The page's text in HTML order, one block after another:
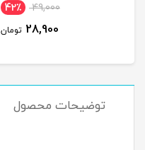
49,000 42٪
28,900 تومان
توضیحات محصول